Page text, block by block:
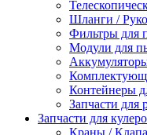
Шланги /
Фильтры для
Модули для
Контейнеры
Запчасти для
Запчасти для